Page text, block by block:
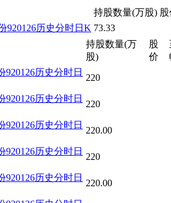
持股数量(万股)
920126历史分时日K 73.33
持股数量(万
股)
股
价
920126历史分时日
220
920126历史分时日
220
920126历史分时日
220.00
920126历史分时日
220
920126历史分时日
220.00